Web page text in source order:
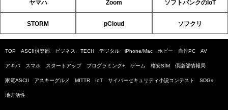
ヤマハ Zoom ソフトバンクのIoT
STORM pCloud ソフクリ
TOP ASCII倶楽部 ビジネス TECH デジタル iPhone/Mac ホビー 自作PC AV
アキバ スマホ スタートアップ プログラミング+ ゲーム 格安SIM 倶楽部情報局
家電ASCII アスキーグルメ MITTR IoT サイバーセキュリティ小説コンテスト SDGs
地方活性